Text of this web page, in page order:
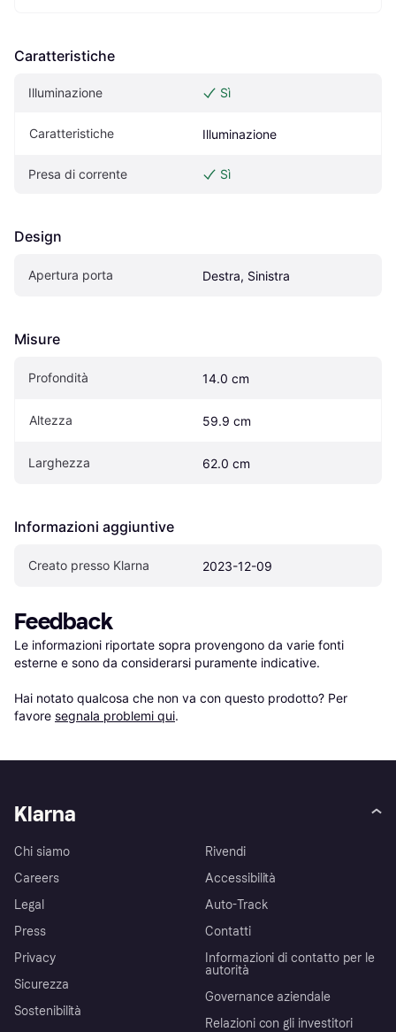
Caratteristiche
Illuminazione Sì
Caratteristiche Illuminazione
Presa di corrente Sì
Design
Apertura porta Destra, Sinistra
Misure
Profondità 14.0 cm
Altezza 59.9 cm
Larghezza 62.0 cm
Informazioni aggiuntive
Creato presso Klarna 2023-12-09
Feedback
Le informazioni riportate sopra provengono da varie fonti
esterne e sono da considerarsi puramente indicative.
Hai notato qualcosa che non va con questo prodotto? Per
favore segnala problemi qui.
Klarna
Chi siamo
Careers
Legal
Press
Privacy
Sicurezza
Sostenibilità
Rivendi
Accessibilità
Auto-Track
Contatti
Informazioni di contatto per le
autorità
Governance aziendale
Relazioni con gli investitori